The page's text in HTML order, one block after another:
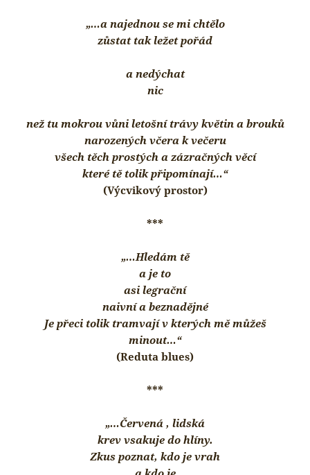
„…a najednou se mi chtělo
zůstat tak ležet pořád
a nedýchat
nic
než tu mokrou vůni letošní trávy květin a brouků
narozených včera k večeru
všech těch prostých a zázračných věcí
které tě tolik připomínají…“
(Výcvikový prostor)
***
„…Hledám tě
a je to
asi legrační
naivní a beznadějné
Je přeci tolik tramvají v kterých mě můžeš
minout…“
(Reduta blues)
***
„…Červená , lidská
krev vsakuje do hlíny.
Zkus poznat, kdo je vrah